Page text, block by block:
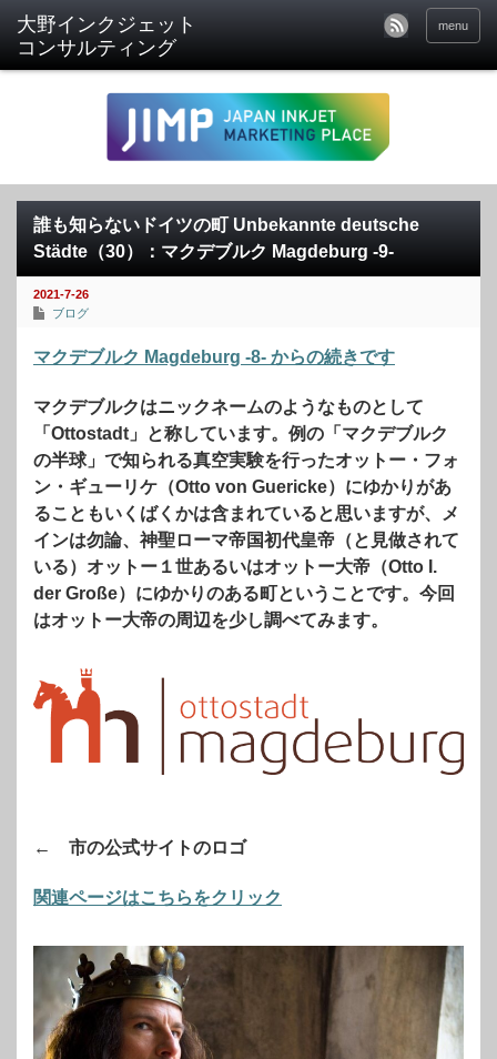
menu
誰も知らないドイツの町 Unbekannte deutsche
Städte（30）：マクデブルク Magdeburg -9-
2021-7-26
ブログ
マクデブルク Magdeburg -8- からの続きです
マクデブルクはニックネームのようなものとして
「Ottostadt」と称しています。例の「マクデブルク
の半球」で知られる真空実験を行ったオットー・フォ
ン・ギューリケ（Otto von Guericke）にゆかりがあ
ることもいくばくかは含まれていると思いますが、メ
インは勿論、神聖ローマ帝国初代皇帝（と見做されて
いる）オットー１世あるいはオットー大帝（Otto I.
der Große）にゆかりのある町ということです。今回
はオットー大帝の周辺を少し調べてみます。
← 市の公式サイトのロゴ
関連ページはこちらをクリック